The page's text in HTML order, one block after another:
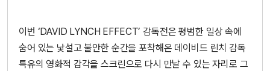
이번 ‘DAVID LYNCH EFFECT’ 감독전은 평범한 일상 속에
숨어 있는 낯설고 불안한 순간을 포착해온 데이비드 린치 감독
특유의 영화적 감각을 스크린으로 다시 만날 수 있는 자리로 그